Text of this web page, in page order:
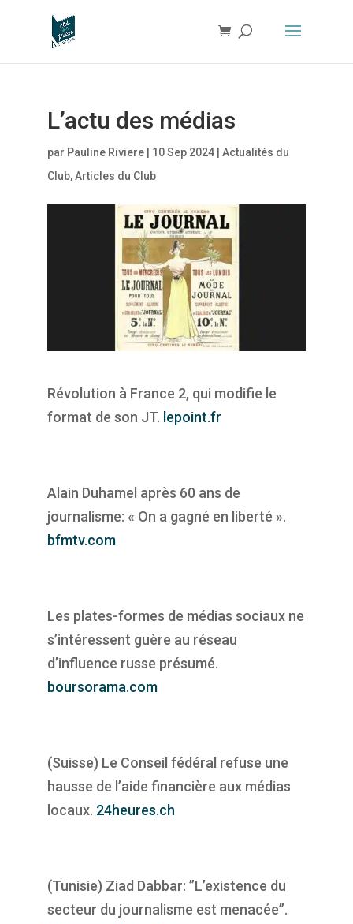
L’actu des médias
par Pauline Riviere| 10 Sep 2024| Actualités du
Club,Articles du Club
Révolution à France 2, qui modifie le
format de son JT. lepoint.fr
Alain Duhamel après 60 ans de
journalisme: « On a gagné en liberté ».
bfmtv.com
Les plates-formes de médias sociaux ne
s’intéressent guère au réseau
d’influence russe présumé.
boursorama.com
(Suisse) Le Conseil fédéral refuse une
hausse de l’aide financière aux médias
locaux. 24heures.ch
(Tunisie) Ziad Dabbar: ”L’existence du
secteur du journalisme est menacée”.